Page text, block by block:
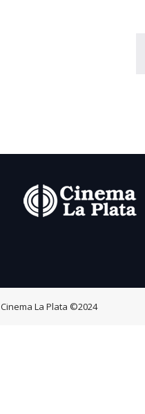
Cinema La Plata ©2024